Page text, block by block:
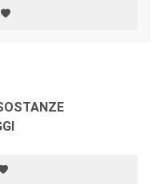
una sfiducia nelle
anche prima dei